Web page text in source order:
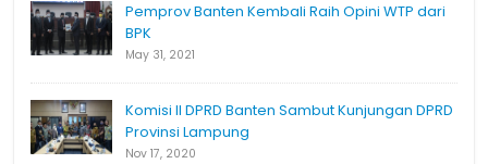
Pemprov Banten Kembali Raih Opini WTP dari
BPK
May 31, 2021
Komisi II DPRD Banten Sambut Kunjungan DPRD
Provinsi Lampung
Nov 17, 2020